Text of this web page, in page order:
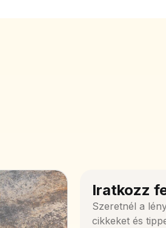
Iratkozz
Szeretnél a
cikkeket és